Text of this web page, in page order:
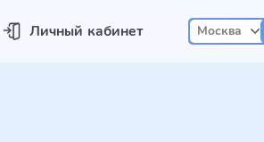
Личный кабинет Москва